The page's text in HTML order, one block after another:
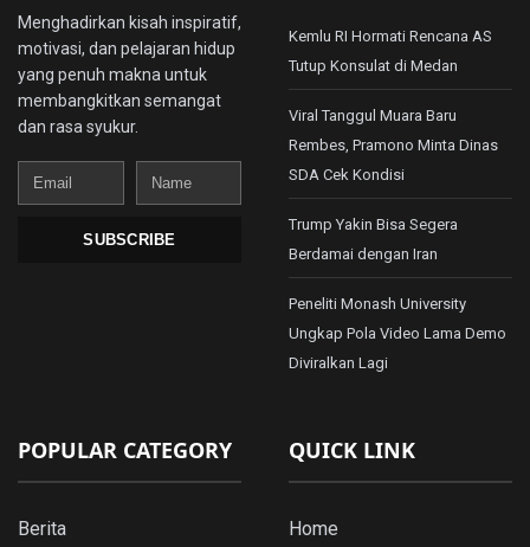
Menghadirkan kisah inspiratif,
motivasi, dan pelajaran hidup
yang penuh makna untuk
membangkitkan semangat
dan rasa syukur.
Email
Name
SUBSCRIBE
Kemlu RI Hormati Rencana AS
Tutup Konsulat di Medan
Viral Tanggul Muara Baru
Rembes, Pramono Minta Dinas
SDA Cek Kondisi
Trump Yakin Bisa Segera
Berdamai dengan Iran
Peneliti Monash University
Ungkap Pola Video Lama Demo
Diviralkan Lagi
POPULAR CATEGORY
Berita
QUICK LINK
Home